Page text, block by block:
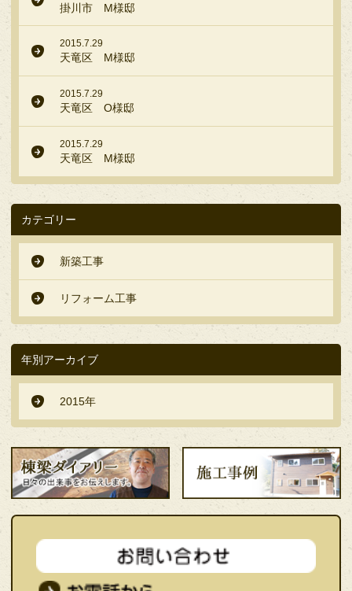
掛川市 M様邸
2015.7.29
天竜区 M様邸
2015.7.29
天竜区 O様邸
2015.7.29
天竜区 M様邸
カテゴリー
新築工事
リフォーム工事
年別アーカイブ
2015年